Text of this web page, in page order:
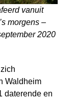
vanuit
morgens –
2020
Waldheim
daterende en